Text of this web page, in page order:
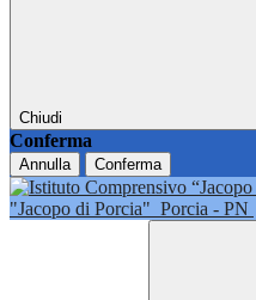
Chiudi
Conferma
Annulla Conferma
"Jacopo di Porcia" Porcia - PN